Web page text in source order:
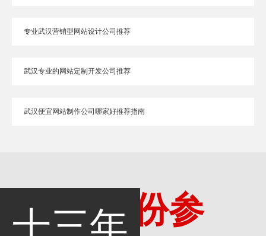
专业武汉营销型网站设计公司推荐
武汉专业的网站定制开发公司推荐
武汉便宜网站制作公司哪家好推荐指南
十三年
多一份参